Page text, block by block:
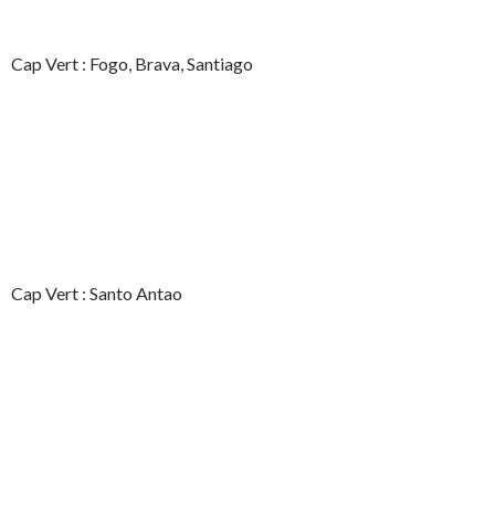
Cap Vert : Fogo, Brava, Santiago
Cap Vert : Santo Antao